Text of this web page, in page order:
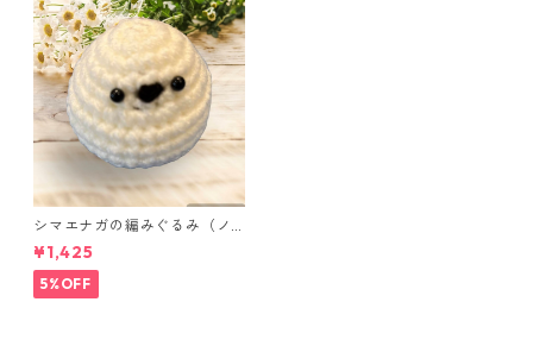
シマエナガの編みぐるみ（ノ
ーマル）
¥1,425
5%OFF